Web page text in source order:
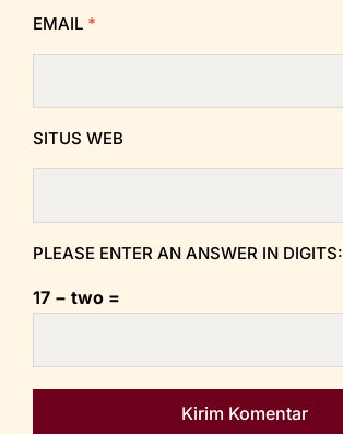
EMAIL *
SITUS WEB
PLEASE ENTER AN ANSWER IN DIGITS:
17 − two =